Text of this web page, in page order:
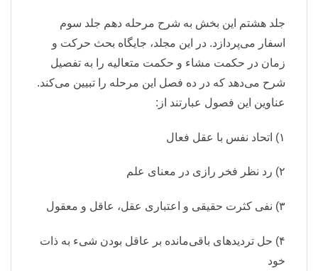
جلد هشتم این بخش به شرح مرحله دهم جلد سوم
اسفار می‌پردازد. در این مجلد، جایگاه بحث حرکت و
زمان در حکمت مشاء و حکمت متعالیه را به تفصیل
شرح می‌دهد که در ده فصل این مرحله را تبیین می‌کند.
عناوین این فصول عبارتند از:
۱) اتحاد نفس با عقل فعال
۲) رد نظر فخر رازی در معنای علم
۳) نفی کثرت حقیقی و اعتباری عقل، عاقل و معقول
۴) حل تردیدهای باقی‌مانده بر عاقل بودن شیء به ذات
خود